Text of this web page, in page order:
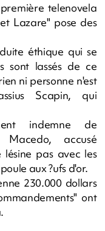
telenovela
Lazare" pose des
éthique qui se
sont lassés de ce
ni personne n'est
Scapin, qui
indemne de
accusé
lésine pas avec les
aux ?ufs d'or.
230.000 dollars
ont